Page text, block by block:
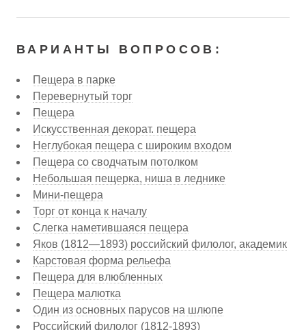
ВАРИАНТЫ ВОПРОСОВ:
Пещера в парке
Перевернутый торг
Пещера
Искусственная декорат. пещера
Неглубокая пещера с широким входом
Пещера со сводчатым потолком
Небольшая пещерка, ниша в леднике
Мини-пещера
Торг от конца к началу
Слегка наметившаяся пещера
Яков (1812—1893) российский филолог, академик
Карстовая форма рельефа
Пещера для влюбленных
Пещера малютка
Один из основных парусов на шлюпе
Российский филолог (1812-1893)